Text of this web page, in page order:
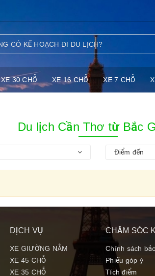
XE 30 CHỖ XE 16 CHỖ XE 7 CHỖ
Du lịch Cần Thơ từ Bắc
Điểm đến
DỊCH VỤ
XE GIƯỜNG NẰM
XE 45 CHỖ
XE 35 CHỖ
CHĂM SÓC
Chính sách
Phiếu góp ý
Tích điểm